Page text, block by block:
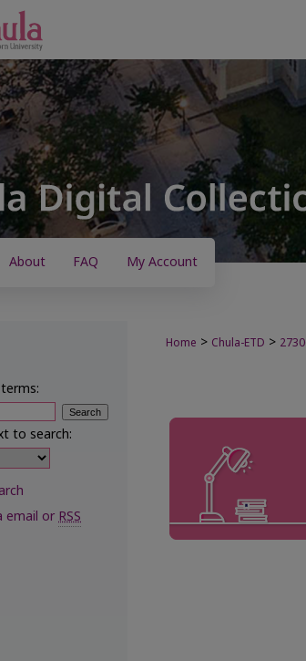
About FAQ My Account
Home > Chula-ETD >
to search:
email or RSS